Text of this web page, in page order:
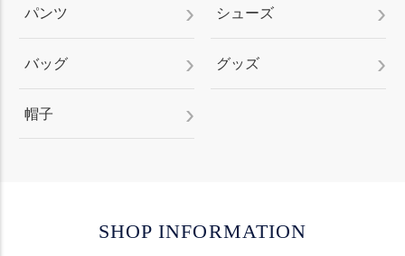
パンツ シューズ
バッグ グッズ
帽子
SHOP INFORMATION